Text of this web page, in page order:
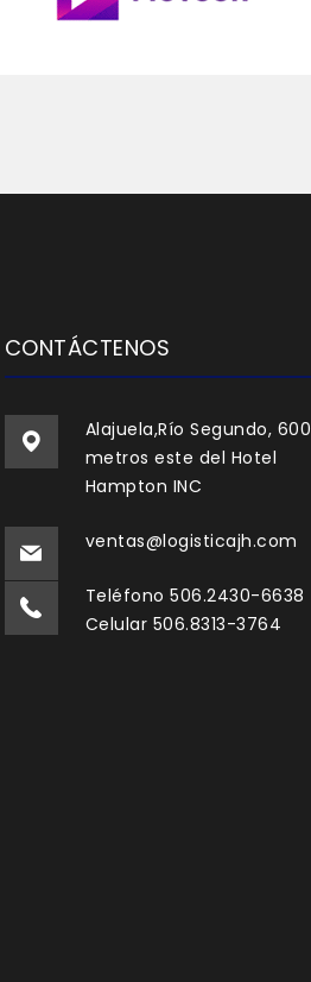
CONTÁCTENOS
Alajuela,Río Segundo, 600
metros este del Hotel
Hampton INC
ventas@logisticajh.com
Teléfono 506.2430-6638
Celular 506.8313-3764